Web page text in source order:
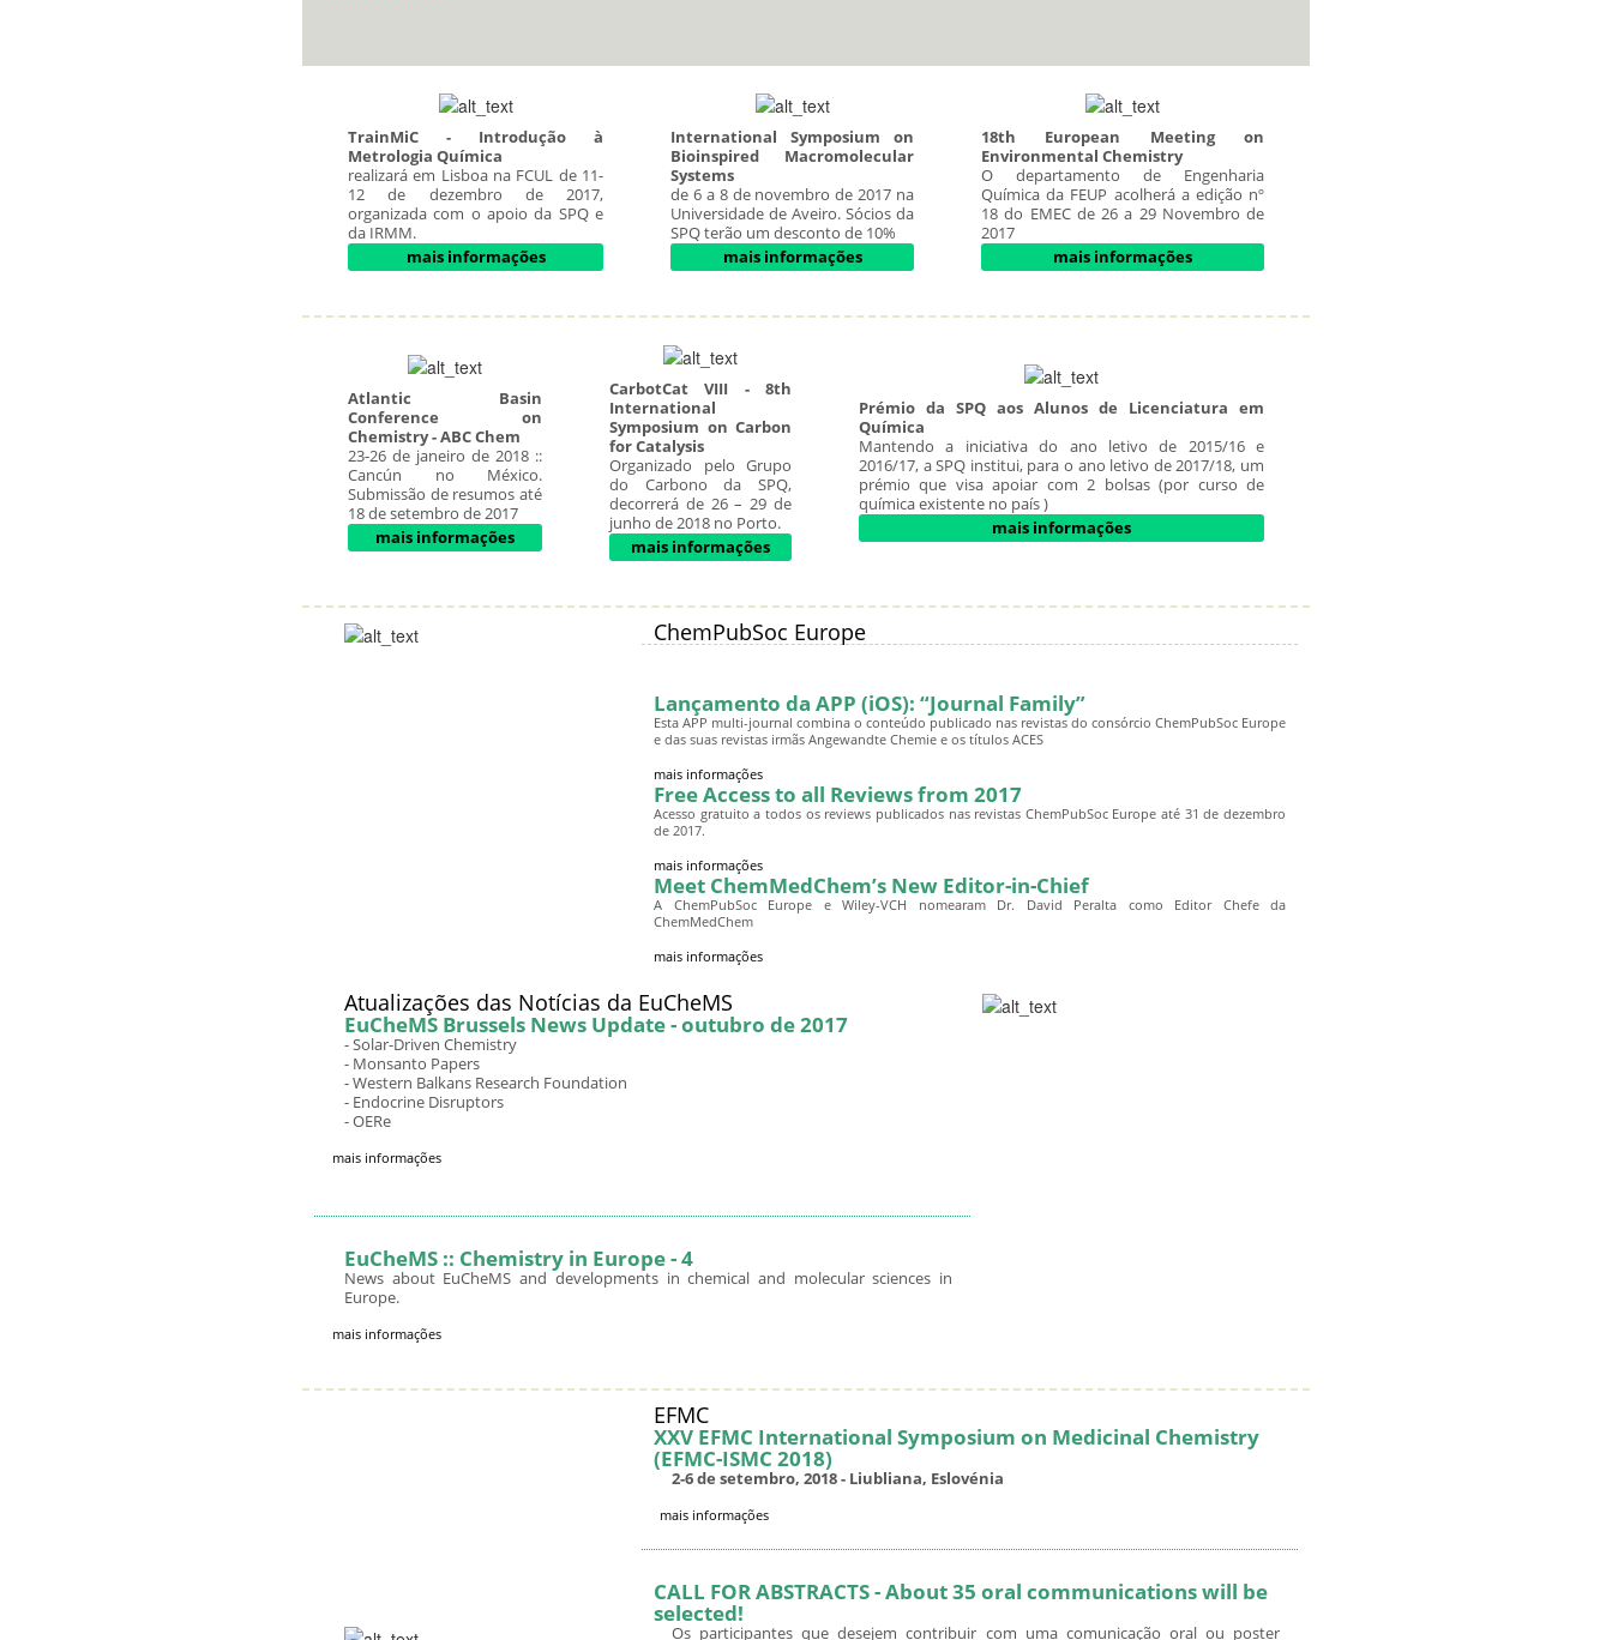
TrainMiC - Introdução à
Metrologia Química
realizará em Lisboa na FCUL de 11-
12 de dezembro de 2017,
organizada com o apoio da SPQ e
da IRMM.
mais informações
International Symposium on
Bioinspired Macromolecular
Systems
de 6 a 8 de novembro de 2017 na
Universidade de Aveiro. Sócios da
SPQ terão um desconto de 10%
mais informações
18th European Meeting on
Environmental Chemistry
O departamento de Engenharia
Química da FEUP acolherá a edição nº
18 do EMEC de 26 a 29 Novembro de
2017
mais informações
Atlantic Basin
Conference on
Chemistry - ABC Chem
23-26 de janeiro de 2018 ::
Cancún no México.
Submissão de resumos até
18 de setembro de 2017
mais informações
CarbotCat VIII - 8th
International
Symposium on Carbon
for Catalysis
Organizado pelo Grupo
do Carbono da SPQ,
decorrerá de 26 – 29 de
junho de 2018 no Porto.
mais informações
Prémio da SPQ aos Alunos de Licenciatura em
Química
Mantendo a iniciativa do ano letivo de 2015/16 e
2016/17, a SPQ institui, para o ano letivo de 2017/18, um
prémio que visa apoiar com 2 bolsas (por curso de
química existente no país )
mais informações
ChemPubSoc Europe
Lançamento da APP (iOS): “Journal Family”
Esta APP multi-journal combina o conteúdo publicado nas revistas do consórcio ChemPubSoc Europe
e das suas revistas irmãs Angewandte Chemie e os títulos ACES
mais informações
Free Access to all Reviews from 2017
Acesso gratuito a todos os reviews publicados nas revistas ChemPubSoc Europe até 31 de dezembro
de 2017.
mais informações
Meet ChemMedChem’s New Editor-in-Chief
A ChemPubSoc Europe e Wiley-VCH nomearam Dr. David Peralta como Editor Chefe da
ChemMedChem
mais informações
Atualizações das Notícias da EuCheMS
EuCheMS Brussels News Update - outubro de 2017
- Solar-Driven Chemistry
- Monsanto Papers
- Western Balkans Research Foundation
- Endocrine Disruptors
- OERe
mais informações
EuCheMS :: Chemistry in Europe - 4
News about EuCheMS and developments in chemical and molecular sciences in
Europe.
mais informações
EFMC
XXV EFMC International Symposium on Medicinal Chemistry
(EFMC-ISMC 2018)
2-6 de setembro, 2018 - Liubliana, Eslovénia
mais informações
CALL FOR ABSTRACTS - About 35 oral communications will be
selected!
Os participantes que desejem contribuir com uma comunicação oral ou poster